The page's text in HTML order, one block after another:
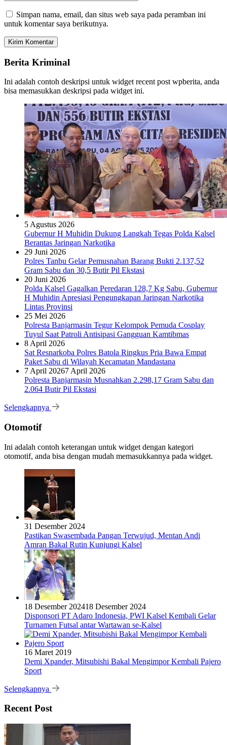
Simpan nama, email, dan situs web saya pada peramban ini
untuk komentar saya berikutnya.
Berita Kriminal
Ini adalah contoh deskripsi untuk widget recent post wpberita, anda
bisa memasukkan deskripsi pada widget ini.
5 Agustus 2026
Gubernur H Muhidin Dukung Langkah Tegas Polda Kalsel
Berantas Jaringan Narkotika
29 Juni 2026
Polres Tanbu Gelar Pemusnahan Barang Bukti 2.137,52
Gram Sabu dan 30,5 Butir Pil Ekstasi
20 Juni 2026
Polda Kalsel Gagalkan Peredaran 128,7 Kg Sabu, Gubernur
H Muhidin Apresiasi Pengungkapan Jaringan Narkotika
Lintas Provinsi
25 Mei 2026
Polresta Banjarmasin Tegur Kelompok Pemuda Cosplay
Tuyul Saat Patroli Antisipasi Gangguan Kamtibmas
8 April 2026
Sat Resnarkoba Polres Batola Ringkus Pria Bawa Empat
Paket Sabu di Wilayah Kecamatan Mandastana
7 April 20267 April 2026
Polresta Banjarmasin Musnahkan 2.298,17 Gram Sabu dan
2.064 Butir Pil Ekstasi
Selengkapnya
Otomotif
Ini adalah contoh keterangan untuk widget dengan kategori
otomotif, anda bisa dengan mudah memasukkannya pada widget.
31 Desember 2024
Pastikan Swasembada Pangan Terwujud, Mentan Andi
Amran Bakal Rutin Kunjungi Kalsel
18 Desember 202418 Desember 2024
Disponsori PT Adaro Indonesia, PWI Kalsel Kembali Gelar
Turnamen Futsal antar Wartawan se-Kalsel
16 Maret 2019
Demi Xpander, Mitsubishi Bakal Mengimpor Kembali Pajero
Sport
Selengkapnya
Recent Post